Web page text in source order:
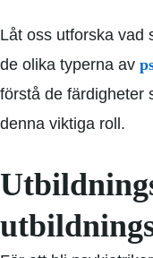
Låt oss utforska vad
de olika typerna av
förstå de färdigheter
denna viktiga roll.